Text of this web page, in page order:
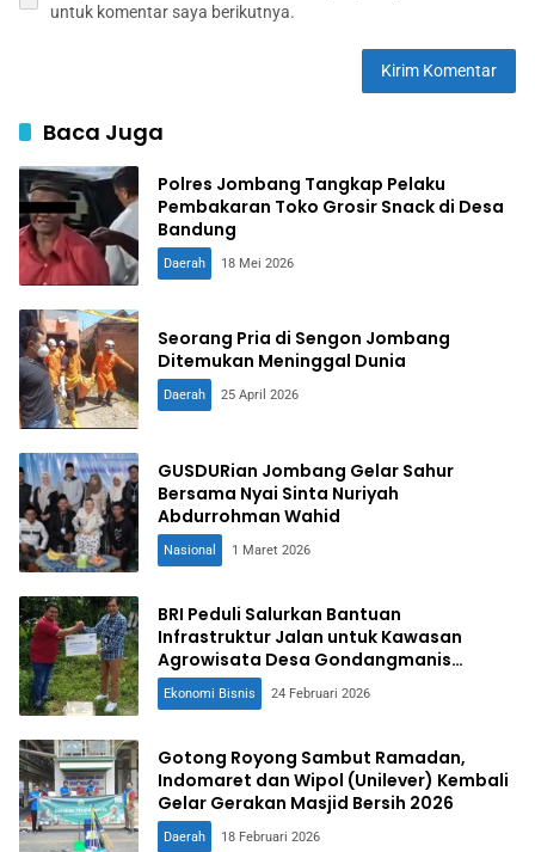
untuk komentar saya berikutnya.
Baca Juga
Polres Jombang Tangkap Pelaku
Pembakaran Toko Grosir Snack di Desa
Bandung
Daerah 18 Mei 2026
Seorang Pria di Sengon Jombang
Ditemukan Meninggal Dunia
Daerah 25 April 2026
GUSDURian Jombang Gelar Sahur
Bersama Nyai Sinta Nuriyah
Abdurrohman Wahid
Nasional 1 Maret 2026
BRI Peduli Salurkan Bantuan
Infrastruktur Jalan untuk Kawasan
Agrowisata Desa Gondangmanis
Jombang
Ekonomi Bisnis 24 Februari 2026
Gotong Royong Sambut Ramadan,
Indomaret dan Wipol (Unilever) Kembali
Gelar Gerakan Masjid Bersih 2026
Daerah 18 Februari 2026